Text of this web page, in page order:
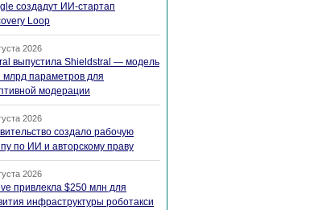
создадут ИИ-стартап
Loop
2026
выпустила Shieldstral — модель
млрд параметров для
модерации
2026
создало рабочую
по ИИ и авторскому праву
2026
привлекла $250 млн для
инфраструктуры роботакси